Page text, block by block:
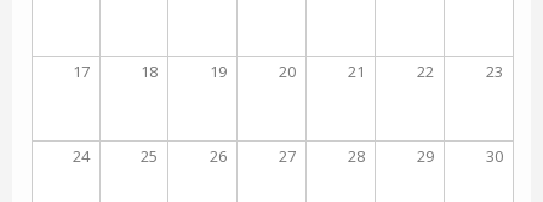
17 18 19 20 21 22 23
24 25 26 27 28 29 30